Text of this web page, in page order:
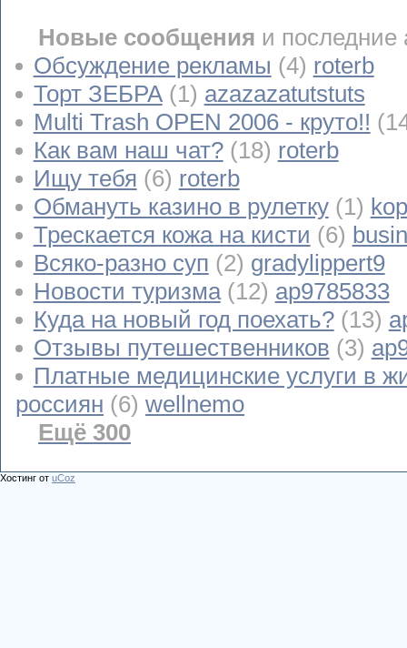
Новые сообщения и последние
Обсуждение рекламы (4) roterb
Торт ЗЕБРА (1) azazazatutstuts
Multi Trash OPEN 2006 - круто!!
Как вам наш чат? (18) roterb
Ищу тебя (6) roterb
Обмануть казино в рулетку (1)
Трескается кожа на кисти (6)
Всяко-разно суп (2) gradylippert9
Новости туризма (12) ap9785833
Куда на новый год поехать? (13)
Отзывы путешественников (3)
Платные медицинские услуги в
россиян (6) wellnemo
Ещё 300
Хостинг от uCoz